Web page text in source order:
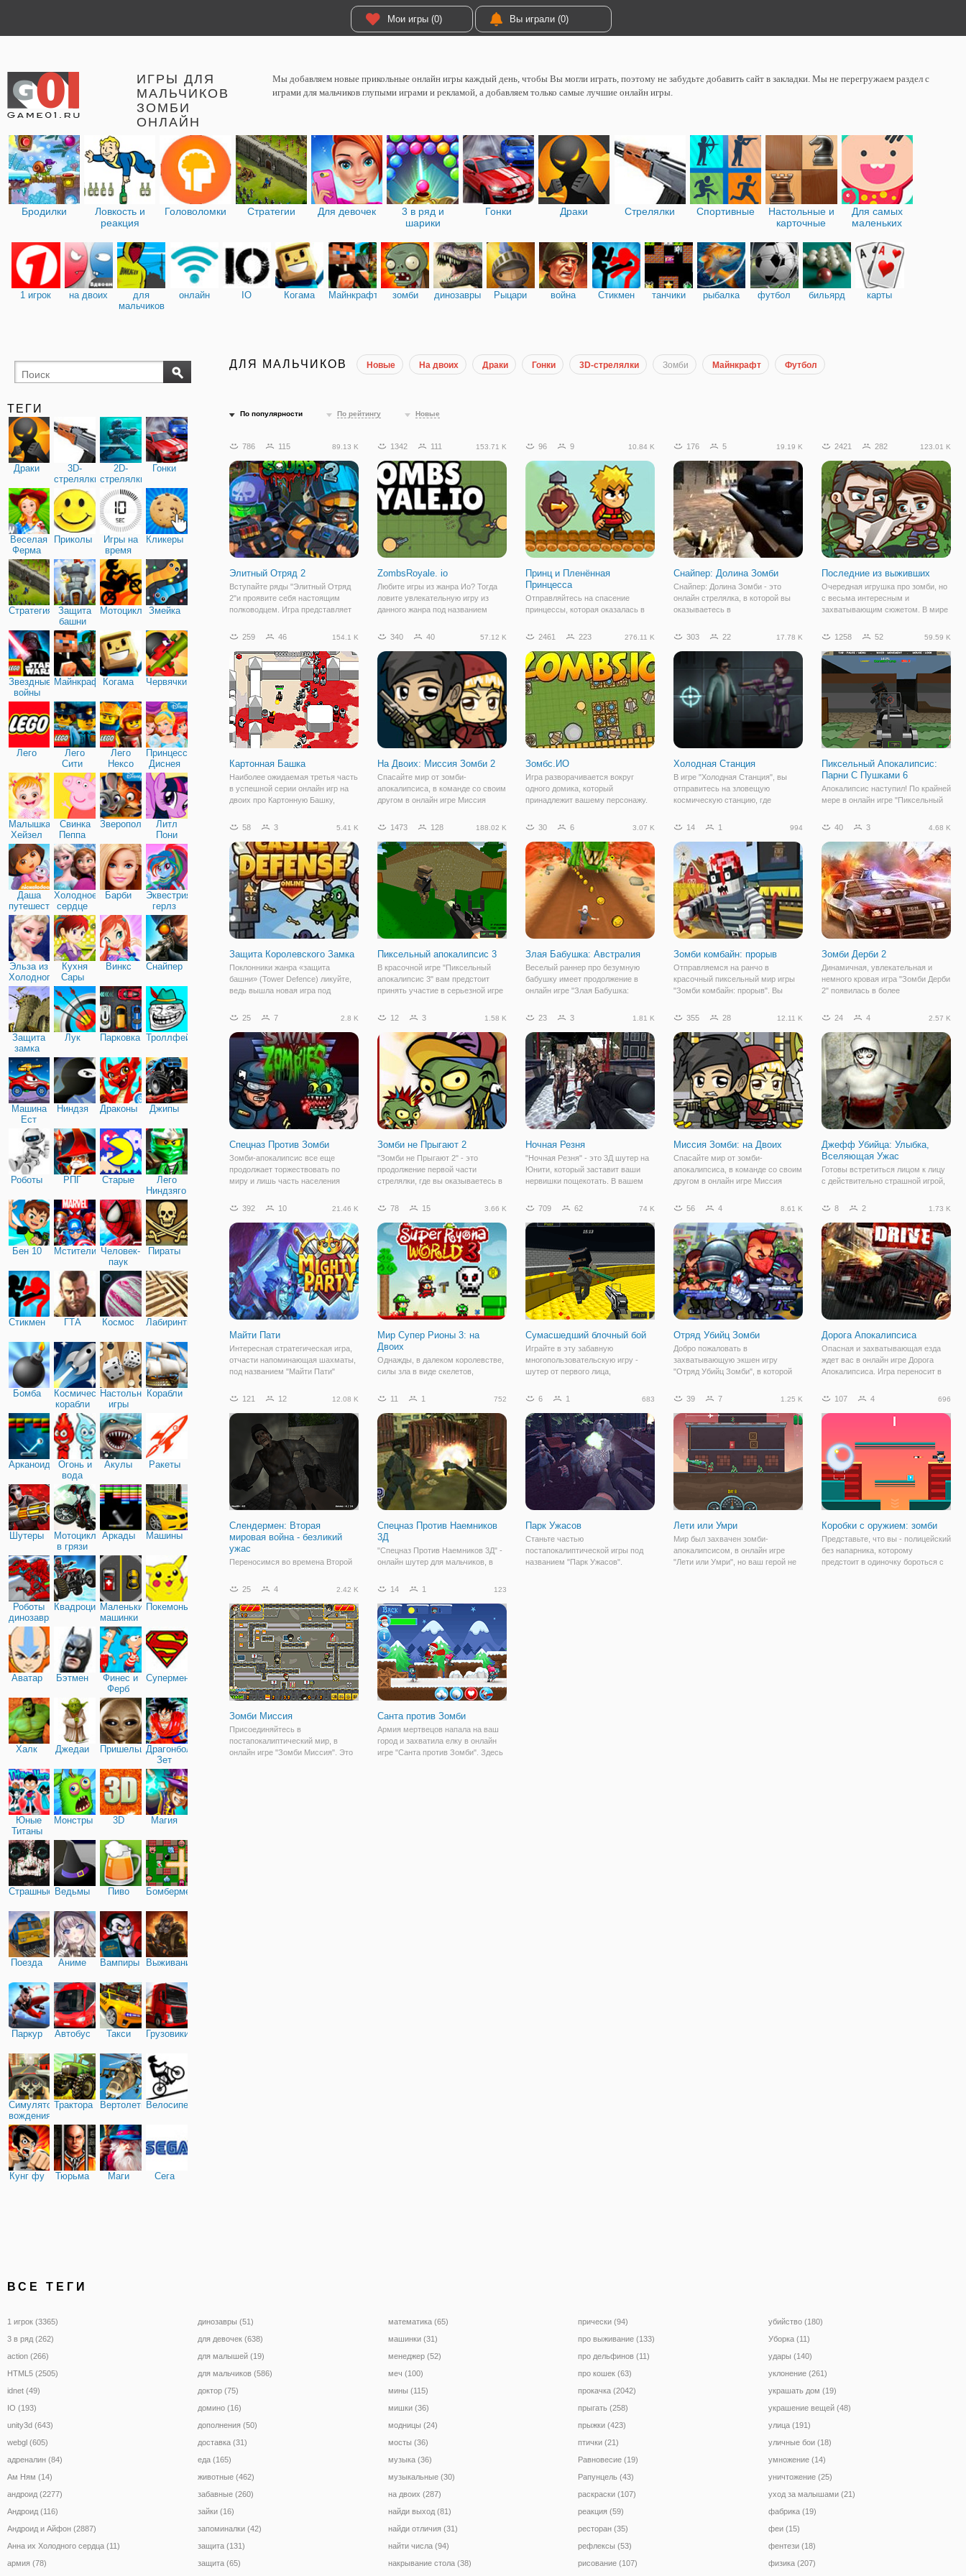
Мои игры (0) Вы играли (0)
ИГРЫ ДЛЯ
МАЛЬЧИКОВ
ЗОМБИ
ОНЛАЙН
Мы добавляем новые прикольные онлайн игры каждый день, чтобы Вы могли играть, поэтому не забудьте добавить сайт в закладки. Мы не перегружаем раздел с
играми для мальчиков глупыми играми и рекламой, а добавляем только самые лучшие онлайн игры.
Бродилки
Ловкость и
реакция
Головоломки Стратегии Для девочек
3 в ряд и
шарики
Гонки Драки Стрелялки Спортивные
Настольные и
карточные
Для самых
маленьких
1 игрок на двоих
для
мальчиков
онлайн IO Когама Майнкрафт зомби динозавры Рыцари война Стикмен танчики рыбалка футбол бильярд карты
ТЕГИ
Драки
3D-
стрелялки
2D-
стрелялки
Гонки
Веселая
Ферма
Приколы
Игры на
время
Кликеры
Стратегия
Защита
башни
МотоциклыЗмейка
Звездные
войны
МайнкрафтКогама Червячки
Лего
Лего
Сити
Лего
Нексо
Найтс
Принцессы
Диснея
Малышка
Хейзел
Свинка
Пеппа
Зверополис
Литл
Пони
Дружба
Даша
путешественница
Холодное
сердце
Барби
Эквестрия
герлз
Эльза из
Холодного
сердца
Кухня
Сары
Винкс Снайпер
Защита
замка
Лук Парковка Троллфейс
Машина
Ест
Машину
Ниндзя Драконы Джипы
Роботы РПГ Старые
Лего
Ниндзяго
Бен 10 Мстители Человек-
паук
Пираты
Стикмен ГТА Космос Лабиринты
Бомба
Космические
корабли
Настольные
игры
Корабли
Арканоид
Огонь и
вода
Акулы Ракеты
Шутеры
Мотоциклы
в грязи
Аркады Машины
Роботы
динозавры
КвадроциклыМаленькие
машинки
Покемоны
Аватар Бэтмен
Финес и
Ферб
Супермен
Халк Джедаи ПришельцыДрагонболл
Зет
Юные
Титаны
Монстры 3D Магия
Страшные Ведьмы Пиво Бомбермен
Поезда Аниме Вампиры Выживание
Паркур Автобус Такси Грузовики
Симулятор
вождения
Трактора ВертолетыВелосипед
Кунг фу Тюрьма Маги Сега
ДЛЯ МАЛЬЧИКОВ Новые На двоих Драки Гонки 3D-стрелялки Зомби Майнкрафт Футбол
По популярности По рейтингу Новые
786 115 89.13 K
Элитный Отряд 2
Вступайте ряды "Элитный Отряд
2"и проявите себя настоящим
полководцем. Игра представляет
котором вам важно мыслить на
Подобные игровые жанры имеют
простую механику,
1342 111 153.71 K
ZombsRoyale. io
Любите игры из жанра Ио? Тогда
ловите увлекательную игру из
данного жанра под названием
оказываетесь в эпицентре
сторонами. Вашим героем будет
персонаж
96 9 10.84 K
Принц и Пленённая
Принцесса
Отправляйтесь на спасение
принцессы, которая оказалась в
Пленённая Принцесса". Вы будете
который не боится ничего и готов
пройти через все препятствия,
чтобы
176 5 19.19 K
Снайпер: Долина Зомби
Снайпер: Долина Зомби - это
онлайн стрелялка, в которой вы
оказываетесь в
котором орудуют зомби. Они
получить свежую кровь. Вы будете
в роли снайпера, который
2421 282 123.01 K
Последние из выживших
Очередная игрушка про зомби, но
с весьма интересным и
захватывающим сюжетом. В мире
вокруг бояться и бегут от
несколько общин, которые ведут
оседлый образ
259 46 154.1 K
Картонная Башка
Наиболее ожидаемая третья часть
в успешной серии онлайн игр на
двоих про Картонную Башку,
для мальчиков с кучей крови. С
так же можно играть вдвоем и в
режиме
340 40 57.12 K
На Двоих: Миссия Зомби 2
Спасайте мир от зомби-
апокалипсиса, в команде со своим
другом в онлайн игре Миссия
увлекательный платформер на
опасных преград, множества
испытаний и бездушных
врагов.Чтобы
2461 223 276.11 K
Зомбс.ИО
Игра разворачивается вокруг
одного домика, который
принадлежит вашему персонажу.
защитить его от
количество времени. Прежде чем
начать строительство,
303 22 17.78 K
Холодная Станция
В игре "Холодная Станция", вы
отправитесь на зловещую
космическую станцию, где
начали подавать сигналы о
космической станции. Чтобы
выяснить причину, туда
1258 52 59.59 K
Пиксельный Апокалипсис:
Парни С Пушками 6
Апокалипсис наступил! По крайней
мере в онлайн игре "Пиксельный
6". В шестой части шутера вас
персонажей, локаций и заданий.
Это будет серьезная битва, в
которой
58 3 5.41 K
Защита Королевского Замка
Поклонники жанра «защита
башни» (Tower Defence) ликуйте,
ведь вышла новая игра под
замка». Как понятно из названия,
башню. Но мы окажемся не в
обычном,
1473 128 188.02 K
Пиксельный апокалипсис 3
В красочной игре "Пиксельный
апокалипсис 3" вам предстоит
принять участие в серьезной игре
собой шутер в пиксельном стиле и
Вы можете присоединиться либо к
30 6 3.07 K
Злая Бабушка: Австралия
Веселый раннер про безумную
бабушку имеет продолжение в
онлайн игре "Злая Бабушка:
и популярных флеш игр в жанре
геймерами с разных уголков
страны. По сюжету,
14 1 994
Зомби комбайн: прорыв
Отправляемся на ранчо в
красочный пиксельный мир игры
"Зомби комбайн: прорыв". Вы
пытаются захватить зомби -
бы отметить, так это веселая
музыка в стиле кантри и
40 3 4.68 K
Зомби Дерби 2
Динамичная, увлекательная и
немного кровая игра "Зомби Дерби
2" появилась в более
игры происходят в
пережившим рассвет мертвецов.
По улицам бродят зомби, стараясь
25 7 2.8 K
Спецназ Против Зомби
Зомби-апокалипсис все еще
продолжает торжествовать по
миру и лишь часть населения
надежде на нормальную жизнь. В
"Спецназ Против Зомби", вы
будете в роли одного
12 3 1.58 K
Зомби не Прыгают 2
"Зомби не Прыгают 2" - это
продолжение первой части
стрелялки, где вы оказываетесь в
стрелке вы будете играть за
отважную подругу Хуану, которые
оказались в не
23 3 1.81 K
Ночная Резня
"Ночная Резня" - это 3Д шутер на
Юнити, который заставит ваши
нервишки пощекотать. В вашем
штурм разных монстров и
всему городу кровавый след.
355 28 12.11 K
Миссия Зомби: на Двоих
Спасайте мир от зомби-
апокалипсиса, в команде со своим
другом в онлайн игре Миссия
увлекательный платформер на
опасных преград, множества
испытаний и бездушных
врагов.Чтобы
24 4 2.57 K
Джефф Убийца: Улыбка,
Вселяющая Ужас
Готовы встретиться лицом к лицу
с действительно страшной игрой,
испугаться и не оставит
"Джефф Убийца: Улыбка,
Вселяющая Ужас" - подходящий
вариант для этого.
392 10 21.46 K
Майти Пати
Интересная стратегическая игра,
отчасти напоминающая шахматы,
под названием "Майти Пати"
первых минут, поэтому будьте
о баталиях между молодым
воином Адамом с
78 15 3.66 K
Мир Супер Рионы 3: на
Двоих
Однажды, в далеком королевстве,
силы зла в виде скелетов,
принцессу. Теперь персонажам
принцессы, в онлайн игре "Мир
Супер Рионы 3: на Двоих". Это
709 62 74 K
Сумасшедший блочный бой
Играйте в эту забавную
многопользовательскую игру -
шутер от первого лица,
друзьями и узнайте, кто выйдет
управлением будут красочные
персонажи с угловатыми
56 4 8.61 K
Отряд Убийц Зомби
Добро пожаловать в
захватывающую экшен игру
"Отряд Убийц Зомби", в которой
постапокалиптическом мире, где
почти все живое на планете!
Теперь вся земля охвачена
8 2 1.73 K
Дорога Апокалипсиса
Опасная и захватывающая езда
ждет вас в онлайн игре Дорога
Апокалипсиса. Игра переносит в
улицах города вы все больше
свежей крови. Здесь вы будете
121 12 12.08 K
Слендермен: Вторая
мировая война - безликий
ужас
Переносимся во времена Второй
мальчиков Слендермен: Вторая
где мы узнаем версию, что
Слендермен - безликий персонаж
с худощавым телосложением,
участвовал в
11 1 752
Спецназ Против Наемников
3Д
"Спецназ Против Наемников 3Д" -
онлайн шутер для мальчиков, в
выплеснуть адреналин. Здесь вам
также с людьми в масках, которые
здесь располагаются практически
на
6 1 683
Парк Ужасов
Станьте частью
постапокалиптической игры под
названием "Парк Ужасов".
39 7 1.25 K
Лети или Умри
Мир был захвачен зомби-
апокалипсисом, в онлайн игре
"Лети или Умри", но ваш герой не
107 4 696
Коробки с оружием: зомби
Представьте, что вы - полицейский
без напарника, которому
предстоит в одиночку бороться с
25 4 2.42 K
Зомби Миссия
Присоединяйтесь в
постапокалиптический мир, в
онлайн игре "Зомби Миссия". Это
14 1 123
Санта против Зомби
Армия мертвецов напала на ваш
город и захватила елку в онлайн
игре "Санта против Зомби". Здесь
ВСЕ ТЕГИ
1 игрок (3365)
3 в ряд (262)
action (266)
HTML5 (2505)
idnet (49)
IO (193)
unity3d (643)
webgl (605)
адреналин (84)
Ам Ням (14)
андроид (2277)
Андроид (116)
Андроид и Айфон (2887)
Анна их Холодного сердца (11)
армия (78)
динозавры (51)
для девочек (638)
для малышей (19)
для мальчиков (586)
доктор (75)
домино (16)
дополнения (50)
доставка (31)
еда (165)
животные (462)
забавные (260)
зайки (16)
запоминалки (42)
защита (131)
защита (65)
математика (65)
машинки (31)
менеджер (52)
меч (100)
мины (115)
мишки (36)
модницы (24)
мосты (36)
музыка (36)
музыкальные (30)
на двоих (287)
найди выход (81)
найди отличия (31)
найти числа (94)
накрывание стола (38)
прически (94)
про выживание (133)
про дельфинов (11)
про кошек (63)
прокачка (2042)
прыгать (258)
прыжки (423)
птички (21)
Равновесие (19)
Рапунцель (43)
раскраски (107)
реакция (59)
ресторан (35)
рефлексы (53)
рисование (107)
убийство (180)
Уборка (11)
удары (140)
уклонение (261)
украшать дом (19)
украшение вещей (48)
улица (191)
уличные бои (18)
умножение (14)
уничтожение (25)
уход за малышами (21)
фабрика (19)
феи (15)
фентези (18)
физика (207)